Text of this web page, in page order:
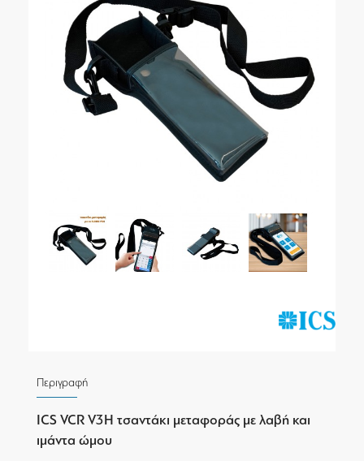
Περιγραφή
ICS VCR V3H τσαντάκι μεταφοράς με λαβή και
ιμάντα ώμου